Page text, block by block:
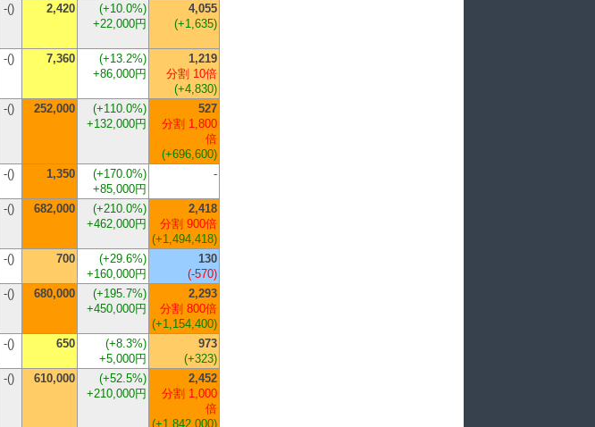
-() 2,420 (+10.0%)
+22,000円
4,055
(+1,635)
-() 7,360 (+13.2%)
+86,000円
1,219
分割 10倍
(+4,830)
-() 252,000 (+110.0%)
+132,000円
527
分割 1,800
倍
(+696,600)
-() 1,350 (+170.0%)
+85,000円
-
-() 682,000 (+210.0%)
+462,000円
2,418
分割 900倍
(+1,494,418)
-() 700 (+29.6%)
+160,000円
130
(-570)
-() 680,000 (+195.7%)
+450,000円
2,293
分割 800倍
(+1,154,400)
-() 650 (+8.3%)
+5,000円
973
(+323)
-() 610,000 (+52.5%)
+210,000円
2,452
分割 1,000
倍
(+1,842,000)